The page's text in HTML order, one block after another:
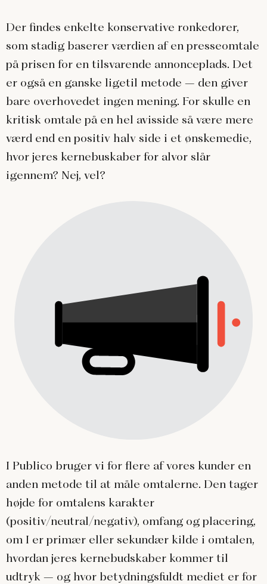
Der findes enkelte konservative ronkedorer,
som stadig baserer værdien af en presseomtale
på prisen for en tilsvarende annonceplads. Det
er også en ganske ligetil metode – den giver
bare overhovedet ingen mening. For skulle en
kritisk omtale på en hel avisside så være mere
værd end en positiv halv side i et ønskemedie,
hvor jeres kernebuskaber for alvor slår
igennem? Nej, vel?
I Publico bruger vi for flere af vores kunder en
anden metode til at måle omtalerne. Den tager
højde for omtalens karakter
(positiv/neutral/negativ), omfang og placering,
om I er primær eller sekundær kilde i omtalen,
hvordan jeres kernebudskaber kommer til
udtryk – og hvor betydningsfuldt mediet er for